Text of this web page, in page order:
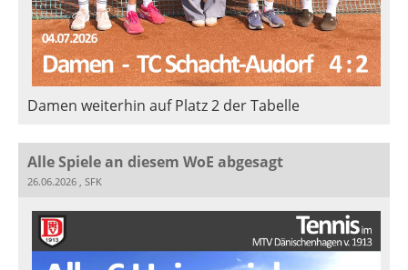
Damen weiterhin auf Platz 2 der Tabelle
Alle Spiele an diesem WoE abgesagt
26.06.2026 , SFK